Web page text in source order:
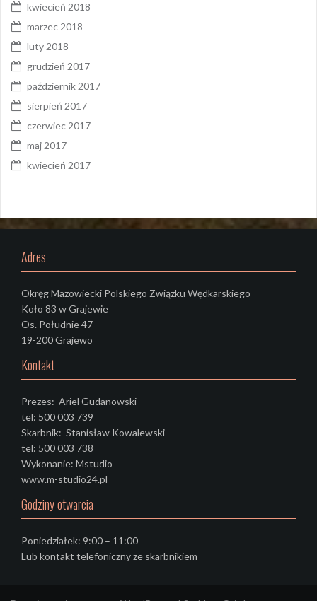
kwiecień 2018
marzec 2018
luty 2018
grudzień 2017
październik 2017
sierpień 2017
czerwiec 2017
maj 2017
kwiecień 2017
Adres
Okręg Mazowiecki Polskiego Związku Wędkarskiego
Koło 83 w Grajewie
Os. Południe 47
19-200 Grajewo
Kontakt
Prezes: Ariel Gudanowski
tel: 500 003 739
Skarbnik: Stanisław Kowalewski
tel: 500 003 738
Wykonanie: Mstudio
www.m-studio24.pl
Godziny otwarcia
Poniedziałek: 9:00 – 11:00
Lub kontakt telefoniczny ze skarbnikiem